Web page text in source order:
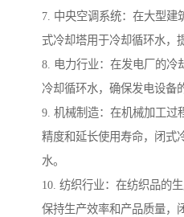
7. 中央空调系统：在大型建
式冷却塔用于冷却循环水，
8. 电力行业：在发电厂的冷
冷却循环水，确保发电设备
9. 机械制造：在机械加工过
精度和延长使用寿命，闭式
水。
10. 纺织行业：在纺织品的
保持生产效率和产品质量，